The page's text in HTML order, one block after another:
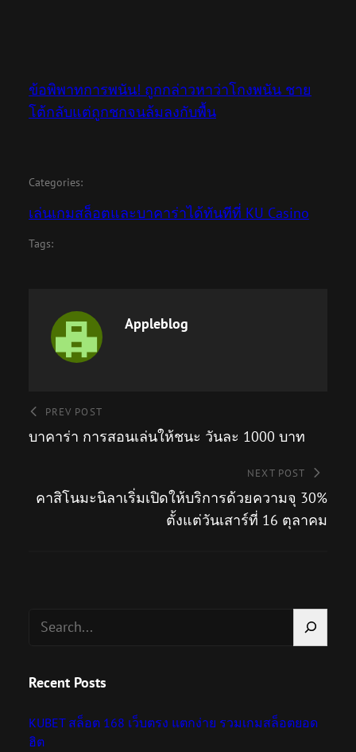
ข้อพิพาทการพนัน! ถูกกล่าวหาว่าโกงพนัน ชาย
โต้กลับแต่ถูกชกจนล้มลงกับพื้น
Categories:
เล่นเกมสล็อตและบาคาร่าได้ทันทีที่ KU Casino
Tags:
Appleblog
PREV POST
บาคาร่า การสอนเล่นให้ชนะ วันละ 1000 บาท
NEXT POST
คาสิโนมะนิลาเริ่มเปิดให้บริการด้วยความจุ 30%
ตั้งแต่วันเสาร์ที่ 16 ตุลาคม
r
h
Recent Posts
KUBET สล็อต 168 เว็บตรง แตกง่าย รวมเกมสล็อตยอด
ฮิต